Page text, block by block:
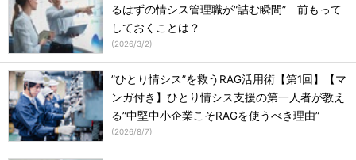
るはずの情シス管理職が“詰む瞬間” 前もって
しておくことは？
(2026/3/2)
”ひとり情シス”を救うRAG活用術【第1回】【マ
ンガ付き】ひとり情シス支援の第一人者が教え
る”中堅中小企業こそRAGを使うべき理由”
(2026/8/7)